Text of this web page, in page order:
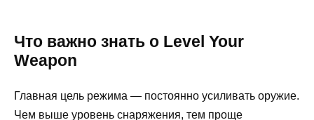
Что важно знать о Level Your
Weapon
Главная цель режима — постоянно усиливать оружие.
Чем выше уровень снаряжения, тем проще